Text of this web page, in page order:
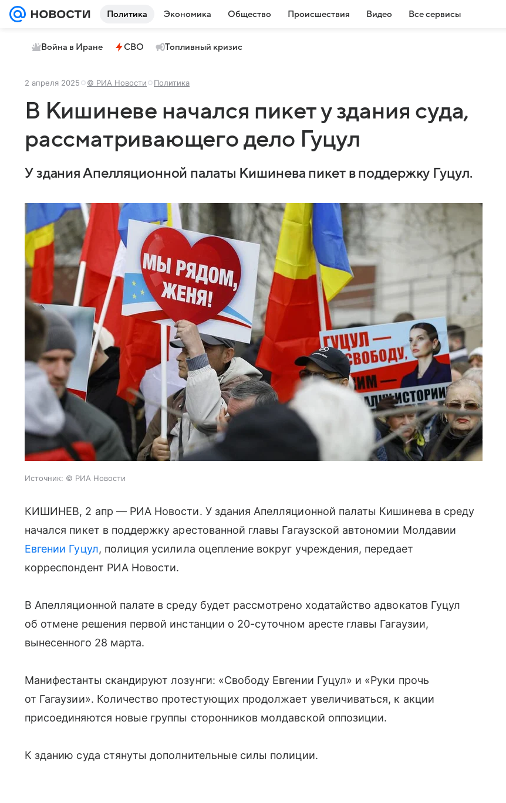
Политика Экономика Общество Происшествия Видео Все сервисы
Война в Иране СВО Топливный кризис
2 апреля 2025 © РИА Новости Политика
В Кишиневе начался пикет у здания суда,
рассматривающего дело Гуцул
У здания Апелляционной палаты Кишинева пикет в поддержку Гуцул.
Источник: © РИА Новости
КИШИНЕВ, 2 апр — РИА Новости. У здания Апелляционной палаты Кишинева в среду
начался пикет в поддержку арестованной главы Гагаузской автономии Молдавии
Евгении Гуцул, полиция усилила оцепление вокруг учреждения, передает
корреспондент РИА Новости.
В Апелляционной палате в среду будет рассмотрено ходатайство адвокатов Гуцул
об отмене решения первой инстанции о 20-суточном аресте главы Гагаузии,
вынесенного 28 марта.
Манифестанты скандируют лозунги: «Свободу Евгении Гуцул» и «Руки прочь
от Гагаузии». Количество протестующих продолжает увеличиваться, к акции
присоединяются новые группы сторонников молдавской оппозиции.
К зданию суда стянуты дополнительные силы полиции.